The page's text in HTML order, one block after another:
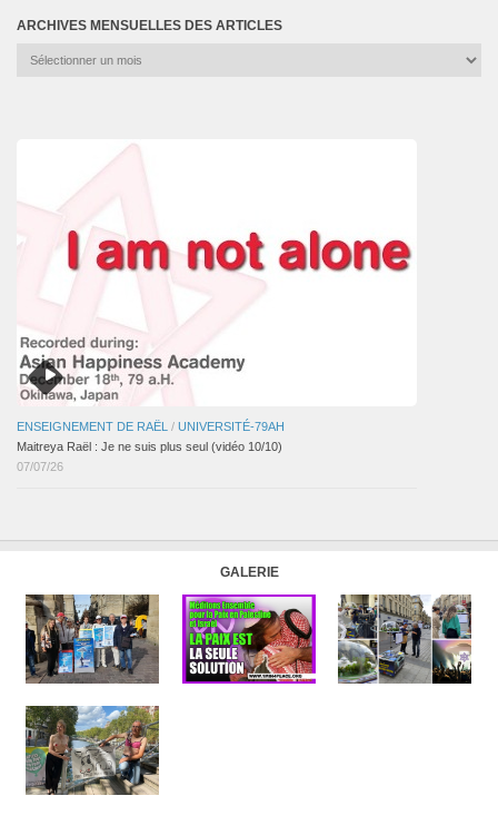
ARCHIVES MENSUELLES DES ARTICLES
Archives
ENSEIGNEMENT DE RAËL / UNIVERSITÉ-79AH
Maitreya Raël : Je ne suis plus seul (vidéo 10/10)
07/07/26
GALERIE